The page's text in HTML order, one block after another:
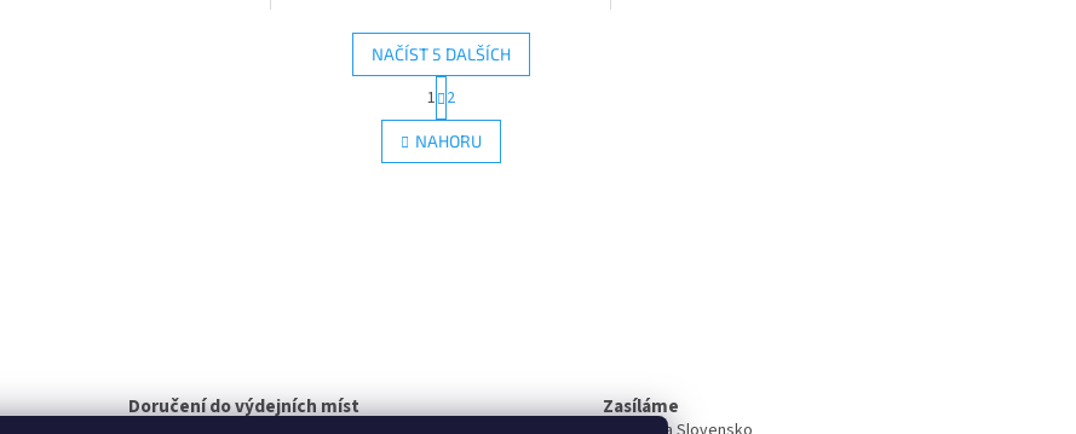
O
v
l
v
NAČÍST 5 DALŠÍCH
t
r
á
n
1 2
NAHORU
Doručení do výdejních míst Zasíláme